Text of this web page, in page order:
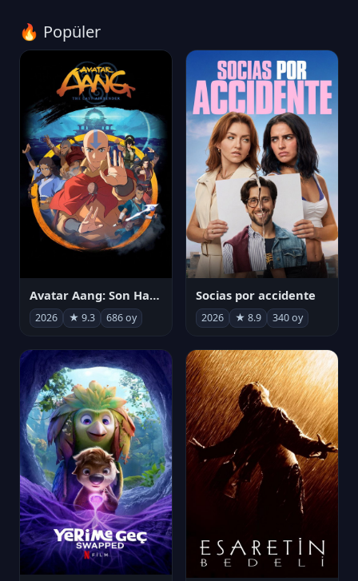
🔥 Popüler
Avatar Aang: Son Havabükücü
2026 ★ 9.3 686 oy
Socias por accidente
2026 ★ 8.9 340 oy